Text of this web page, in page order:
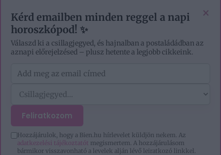
×
Kérd emailben minden reggel a napi
horoszkópod! ✨
Válaszd ki a csillagjegyed, és hajnalban a postaládádban az
aznapi előrejelzésed – plusz hetente a legjobb cikkeink.
Feliratkozom
Hozzájárulok, hogy a Bien.hu hírlevelet küldjön nekem. Az
adatkezelési tájékoztatót megismertem. A hozzájárulásom
bármikor visszavonható a levelek alján lévő leiratkozó linkkel.